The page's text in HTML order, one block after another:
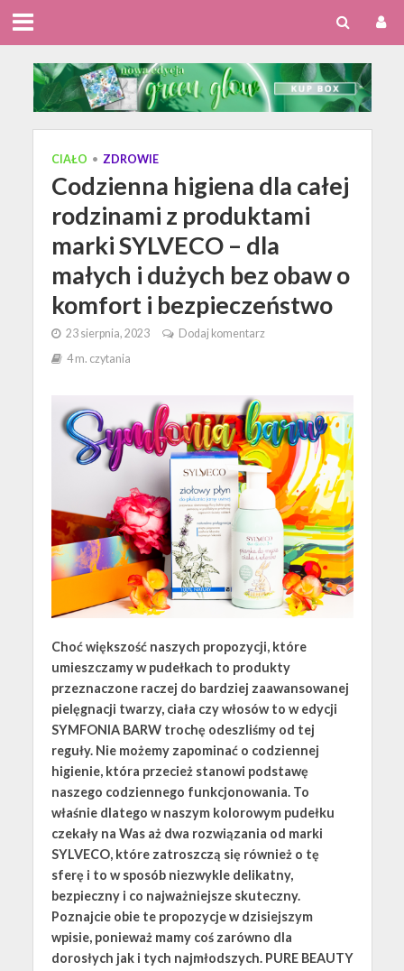
CIAŁO • ZDROWIE
Codzienna higiena dla całej
rodzinami z produktami
marki SYLVECO – dla
małych i dużych bez obaw o
komfort i bezpieczeństwo
23 sierpnia, 2023
Dodaj komentarz
4 m. czytania
Choć większość naszych propozycji, które
umieszczamy w pudełkach to produkty
przeznaczone raczej do bardziej zaawansowanej
pielęgnacji twarzy, ciała czy włosów to w edycji
SYMFONIA BARW trochę odeszliśmy od tej
reguły. Nie możemy zapominać o codziennej
higienie, która przecież stanowi podstawę
naszego codziennego funkcjonowania. To
właśnie dlatego w naszym kolorowym pudełku
czekały na Was aż dwa rozwiązania od marki
SYLVECO, które zatroszczą się również o tę
sferę i to w sposób niezwykle delikatny,
bezpieczny i co najważniejsze skuteczny.
Poznajcie obie te propozycje w dzisiejszym
wpisie, ponieważ mamy coś zarówno dla
dorosłych jak i tych najmłodszych. PURE BEAUTY